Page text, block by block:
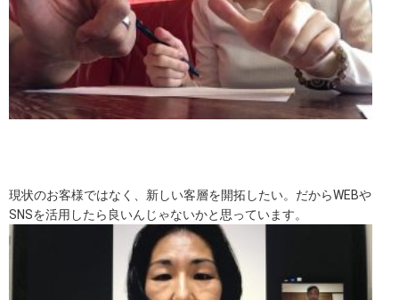
現状のお客様ではなく、新しい客層を開拓したい。だからWEBや
SNSを活用したら良いんじゃないかと思っています。